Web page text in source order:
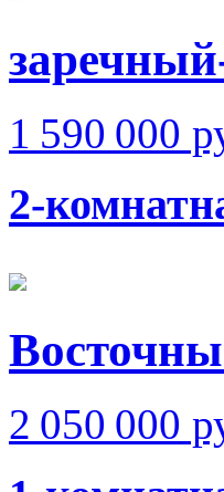
1 590 000
2-
2 050 000